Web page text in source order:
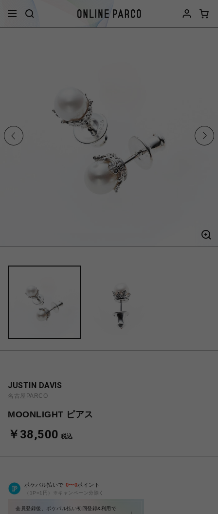
JUSTIN DAVIS
名古屋PARCO
MOONLIGHT ピアス
￥38,500 税込
ポケパル払いで 0〜0ポイント
（1P=1円）※キャンペーン分除く
会員登録後、ポケパル払い初回登録&利用で